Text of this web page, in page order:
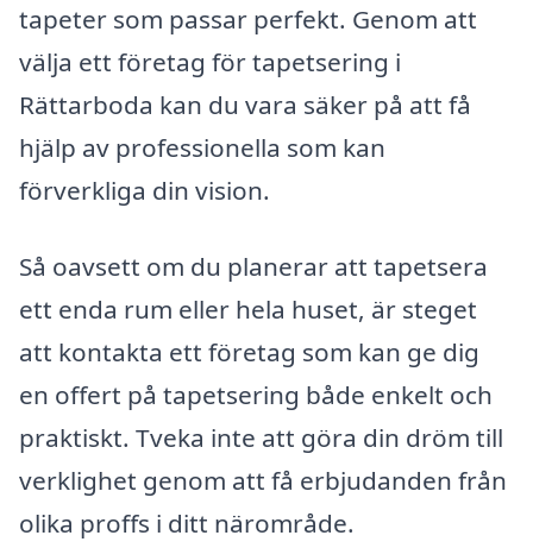
tapeter som passar perfekt. Genom att
välja ett företag för tapetsering i
Rättarboda kan du vara säker på att få
hjälp av professionella som kan
förverkliga din vision.
Så oavsett om du planerar att tapetsera
ett enda rum eller hela huset, är steget
att kontakta ett företag som kan ge dig
en offert på tapetsering både enkelt och
praktiskt. Tveka inte att göra din dröm till
verklighet genom att få erbjudanden från
olika proffs i ditt närområde.